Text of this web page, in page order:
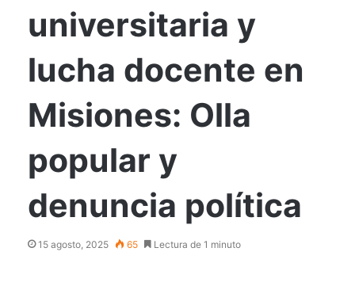
universitaria y
lucha docente en
Misiones: Olla
popular y
denuncia política
15 agosto, 2025 65 Lectura de 1 minuto